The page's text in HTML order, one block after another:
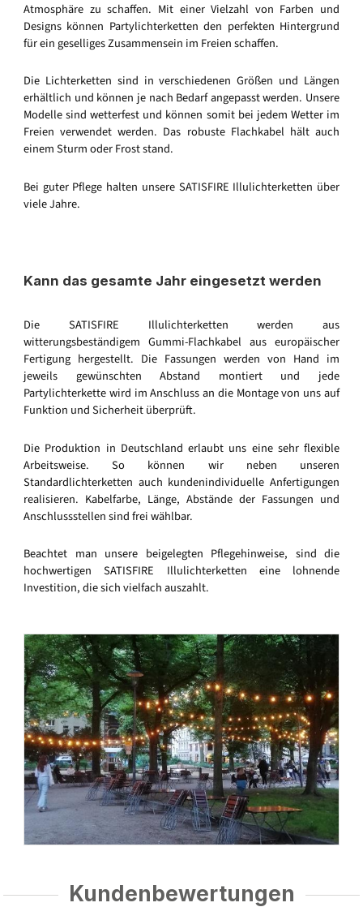
Atmosphäre zu schaffen. Mit einer Vielzahl von Farben und
Designs können Partylichterketten den perfekten Hintergrund
für ein geselliges Zusammensein im Freien schaffen.
Die Lichterketten sind in verschiedenen Größen und Längen
erhältlich und können je nach Bedarf angepasst werden. Unsere
Modelle sind wetterfest und können somit bei jedem Wetter im
Freien verwendet werden. Das robuste Flachkabel hält auch
einem Sturm oder Frost stand.
Bei guter Pflege halten unsere SATISFIRE Illulichterketten über
viele Jahre.
Kann das gesamte Jahr eingesetzt werden
Die SATISFIRE Illulichterketten werden aus
witterungsbeständigem Gummi-Flachkabel aus europäischer
Fertigung hergestellt. Die Fassungen werden von Hand im
jeweils gewünschten Abstand montiert und jede
Partylichterkette wird im Anschluss an die Montage von uns auf
Funktion und Sicherheit überprüft.
Die Produktion in Deutschland erlaubt uns eine sehr flexible
Arbeitsweise. So können wir neben unseren
Standardlichterketten auch kundenindividuelle Anfertigungen
realisieren. Kabelfarbe, Länge, Abstände der Fassungen und
Anschlussstellen sind frei wählbar.
Beachtet man unsere beigelegten Pflegehinweise, sind die
hochwertigen SATISFIRE Illulichterketten eine lohnende
Investition, die sich vielfach auszahlt.
Kundenbewertungen